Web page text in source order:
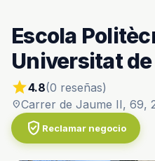
Escola
Universitat
star4.8(0 reseñas)
location_onCarrer de Jaume II, 69,
verified_user Reclamar negocio